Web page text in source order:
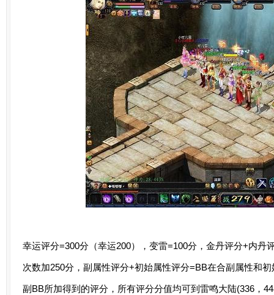
幸运评分=300分（幸运200），变雷=100分，金丹评分+内丹
次数加250分，副属性评分+初始属性评分=BB在合副属性和
副BB所加得到的评分，所有评分分值均可到雷鸣大陆(336，